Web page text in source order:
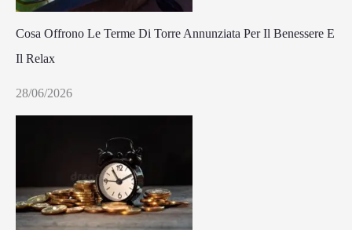
Cosa Offrono Le Terme Di Torre Annunziata Per Il Benessere E
Il Relax
28/06/2026